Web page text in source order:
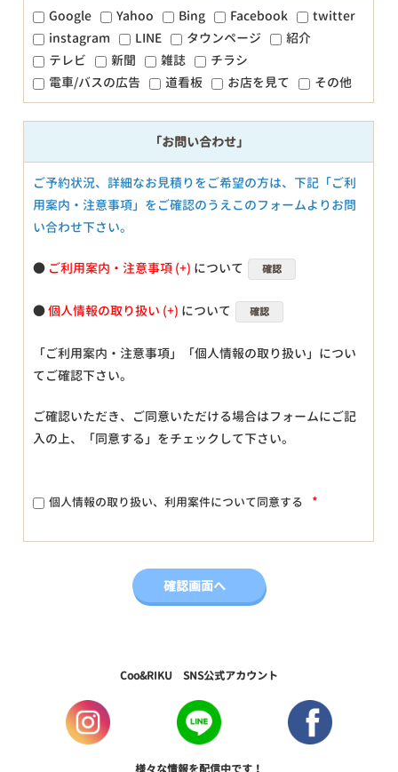
Google Yahoo Bing Facebook
twitter
instagram
LINE タウンページ
紹介
テレビ
新聞 雑誌
チラシ
電車/バスの広告
道看板 お店を見て その他
「お問い合わせ」
ご予約状況、詳細なお見積りをご希望の方は、下記「ご利
用案内・注意事項」をご確認のうえこのフォームよりお問
い合わせ下さい。
● ご利用案内・注意事項 について 確認
●個人情報の取り扱い について 確認
「ご利用案内・注意事項」「個人情報の取り扱い」につい
てご確認下さい。
ご確認いただき、ご同意いただける場合はフォームにご記
入の上、「同意する」をチェックして下さい。
個人情報の取り扱い、利用案件について同意する *
Coo&RIKU SNS公式アカウント
様々な情報を配信中です！